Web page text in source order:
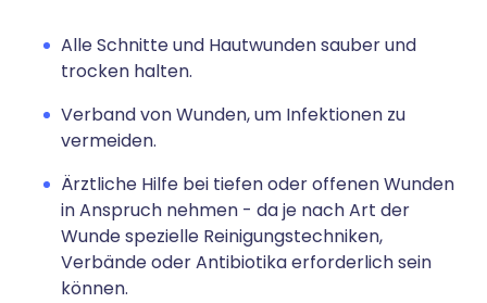
Alle Schnitte und Hautwunden sauber und
trocken halten.
Verband von Wunden, um Infektionen zu
vermeiden.
Ärztliche Hilfe bei tiefen oder offenen Wunden
in Anspruch nehmen - da je nach Art der
Wunde spezielle Reinigungstechniken,
Verbände oder Antibiotika erforderlich sein
können.